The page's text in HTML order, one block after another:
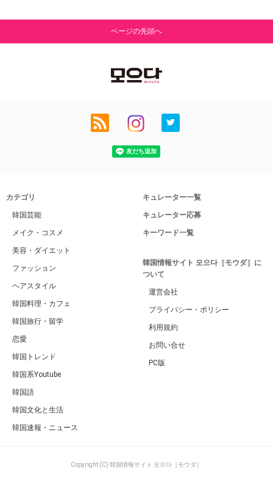
ページの先頭へ
カテゴリ
韓国芸能
メイク・コスメ
美容・ダイエット
ファッション
ヘアスタイル
韓国料理・カフェ
韓国旅行・留学
恋愛
韓国トレンド
韓国系Youtube
韓国語
韓国文化と生活
韓国速報・ニュース
キュレーター一覧
キュレーター応募
キーワード一覧
韓国情報サイト 모으다［モウダ］に
ついて
運営会社
プライバシー・ポリシー
利用規約
お問い合せ
PC版
Copyright (C) 韓国情報サイト 모으다［モウダ］